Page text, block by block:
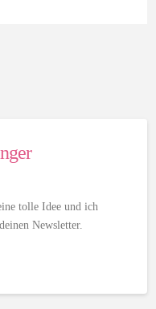
tolle Idee und ich
Newsletter.